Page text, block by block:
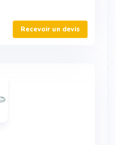
Recevoir un devis